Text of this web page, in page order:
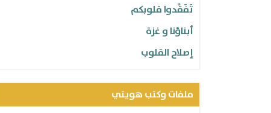
تَفَقَّدوا قلوبكم
أبناؤنا و غزة
إصلاح القلوب
شاركنا تجربتك
ملفات وكتب هويتي